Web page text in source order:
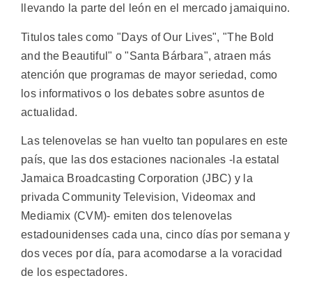
llevando la parte del león en el mercado jamaiquino.
Titulos tales como "Days of Our Lives", "The Bold
and the Beautiful" o "Santa Bárbara", atraen más
atención que programas de mayor seriedad, como
los informativos o los debates sobre asuntos de
actualidad.
Las telenovelas se han vuelto tan populares en este
país, que las dos estaciones nacionales -la estatal
Jamaica Broadcasting Corporation (JBC) y la
privada Community Television, Videomax and
Mediamix (CVM)- emiten dos telenovelas
estadounidenses cada una, cinco días por semana y
dos veces por día, para acomodarse a la voracidad
de los espectadores.